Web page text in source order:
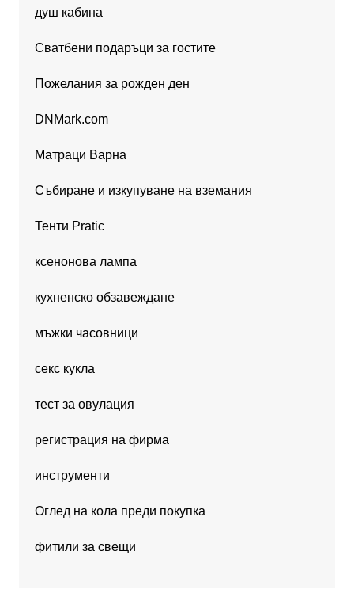
душ кабина
Сватбени подаръци за гостите
Пожелания за рожден ден
DNMark.com
Матраци Варна
Събиране и изкупуване на вземания
Тенти Pratic
ксенонова лампа
кухненско обзавеждане
мъжки часовници
секс кукла
тест за овулация
регистрация на фирма
инструменти
Оглед на кола преди покупка
фитили за свещи